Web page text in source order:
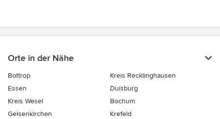
Orte in der Nähe
Bottrop
Kreis Recklinghausen
Essen
Duisburg
Kreis Wesel
Bochum
Gelsenkirchen
Krefeld